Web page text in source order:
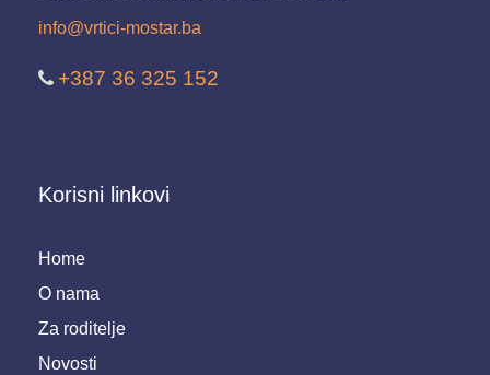
info@vrtici-mostar.ba
+387 36 325 152
Korisni linkovi
Home
O nama
Za roditelje
Novosti